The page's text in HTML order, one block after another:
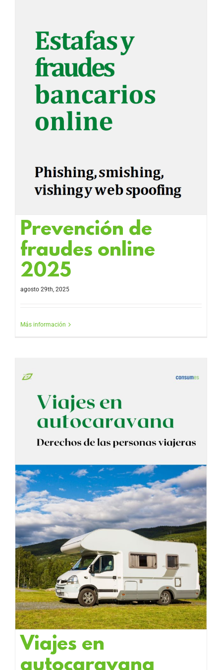
Prevención de
fraudes online
2025
agosto 29th, 2025
Más información
Viajes en